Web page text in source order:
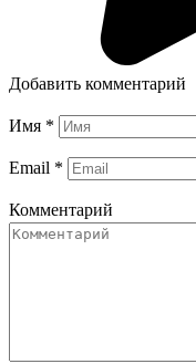
Добавить комментарий
Имя *
Email *
Комментарий